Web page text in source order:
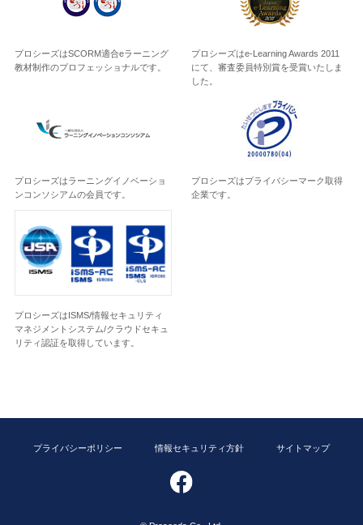
プロシーズはSCORM適合eラーニング
教材制作のプロフェッショナルです。
プロシーズはe-Learning Awards 2011
にて、審査委員特別賞を受賞いたしま
した。
プロシーズはラーニングイノベーショ
ンコンソシアムの会員です。
プロシーズはプライバシーマーク取得
企業です。
プロシーズはISMS/情報セキュリティ
マネジメントシステム/クラウドセキュ
リティ認証を取得しています。
プライバシーポリシー 情報セキュリティ方針 サイトマップ